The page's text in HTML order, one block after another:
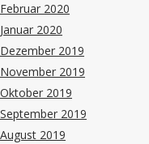
Februar 2020
Januar 2020
Dezember 2019
November 2019
Oktober 2019
September 2019
August 2019